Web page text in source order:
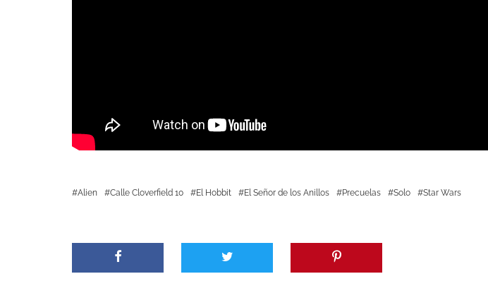
Alien Calle Cloverfield 10 El Hobbit El Señor de los Anillos Precuelas Solo Star Wars